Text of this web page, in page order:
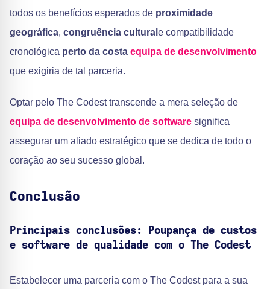
todos os benefícios esperados de proximidade
geográfica, congruência cultural e compatibilidade
cronológica perto da costa equipa de desenvolvimento
que exigiria de tal parceria.
Optar pelo The Codest transcende a mera seleção de
equipa de desenvolvimento de software significa
assegurar um aliado estratégico que se dedica de todo o
coração ao seu sucesso global.
Conclusão
Principais conclusões: Poupança de custos
e software de qualidade com o The Codest
Estabelecer uma parceria com o The Codest para a sua